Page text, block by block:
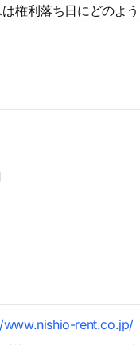
権利落ち日にどのよ
www.nishio-rent.co.jp/